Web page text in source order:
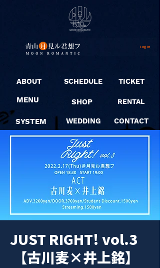
Log In
ABOUT
MENU
SYSTEM
SCHEDULE
SHOP
WEDDING
TICKET
RENTAL
CONTACT
JUST RIGHT! vol.3
【古川麦×井上銘】